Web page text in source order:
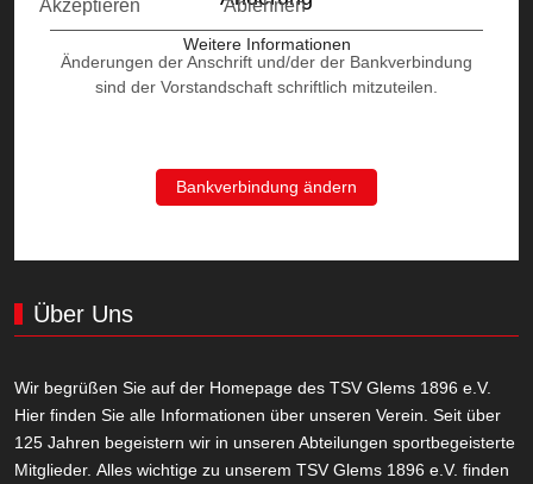
Änderungen der Anschrift und/der der Bankverbindung
sind der Vorstandschaft schriftlich mitzuteilen.
Bankverbindung ändern
Über Uns
Wir begrüßen Sie auf der Homepage des TSV Glems 1896 e.V.
Hier finden Sie alle Informationen über unseren Verein. Seit über
125 Jahren begeistern wir in unseren Abteilungen sportbegeisterte
Mitglieder. Alles wichtige zu unserem TSV Glems 1896 e.V. finden
Akzeptieren Ablehnen
Weitere Informationen